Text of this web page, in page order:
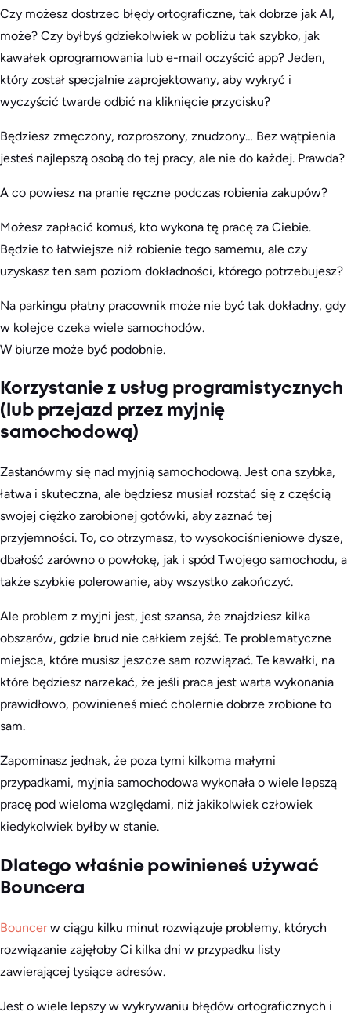
Czy możesz dostrzec błędy ortograficzne, tak dobrze jak AI,
może? Czy byłbyś gdziekolwiek w pobliżu tak szybko, jak
kawałek oprogramowania lub e-mail oczyścić app? Jeden,
który został specjalnie zaprojektowany, aby wykryć i
wyczyścić twarde odbić na kliknięcie przycisku?
Będziesz zmęczony, rozproszony, znudzony… Bez wątpienia
jesteś najlepszą osobą do tej pracy, ale nie do każdej. Prawda?
A co powiesz na pranie ręczne podczas robienia zakupów?
Możesz zapłacić komuś, kto wykona tę pracę za Ciebie.
Będzie to łatwiejsze niż robienie tego samemu, ale czy
uzyskasz ten sam poziom dokładności, którego potrzebujesz?
Na parkingu płatny pracownik może nie być tak dokładny, gdy
w kolejce czeka wiele samochodów.
W biurze może być podobnie.
Korzystanie z usług programistycznych
(lub przejazd przez myjnię
samochodową)
Zastanówmy się nad myjnią samochodową. Jest ona szybka,
łatwa i skuteczna, ale będziesz musiał rozstać się z częścią
swojej ciężko zarobionej gotówki, aby zaznać tej
przyjemności. To, co otrzymasz, to wysokociśnieniowe dysze,
dbałość zarówno o powłokę, jak i spód Twojego samochodu, a
także szybkie polerowanie, aby wszystko zakończyć.
Ale problem z myjni jest, jest szansa, że znajdziesz kilka
obszarów, gdzie brud nie całkiem zejść. Te problematyczne
miejsca, które musisz jeszcze sam rozwiązać. Te kawałki, na
które będziesz narzekać, że jeśli praca jest warta wykonania
prawidłowo, powinieneś mieć cholernie dobrze zrobione to
sam.
Zapominasz jednak, że poza tymi kilkoma małymi
przypadkami, myjnia samochodowa wykonała o wiele lepszą
pracę pod wieloma względami, niż jakikolwiek człowiek
kiedykolwiek byłby w stanie.
Dlatego właśnie powinieneś używać
Bouncera
Bouncerw ciągu kilku minut rozwiązuje problemy, których
rozwiązanie zajęłoby Ci kilka dni w przypadku listy
zawierającej tysiące adresów.
Jest o wiele lepszy w wykrywaniu błędów ortograficznych i